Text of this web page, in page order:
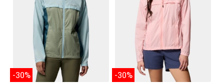
-30% -30%